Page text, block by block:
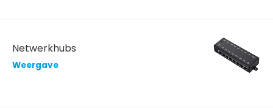
Netwerkhubs
Weergave